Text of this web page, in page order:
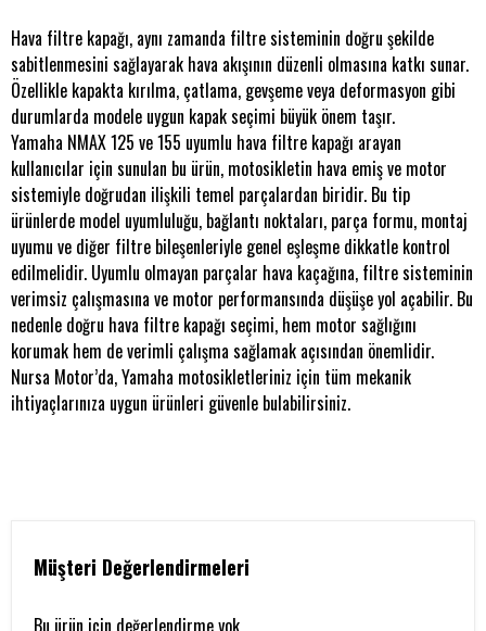
Hava filtre kapağı, aynı zamanda filtre sisteminin doğru şekilde
sabitlenmesini sağlayarak hava akışının düzenli olmasına katkı sunar.
Özellikle kapakta kırılma, çatlama, gevşeme veya deformasyon gibi
durumlarda modele uygun kapak seçimi büyük önem taşır.
Yamaha NMAX 125 ve 155 uyumlu hava filtre kapağı arayan
kullanıcılar için sunulan bu ürün, motosikletin hava emiş ve motor
sistemiyle doğrudan ilişkili temel parçalardan biridir. Bu tip
ürünlerde model uyumluluğu, bağlantı noktaları, parça formu, montaj
uyumu ve diğer filtre bileşenleriyle genel eşleşme dikkatle kontrol
edilmelidir. Uyumlu olmayan parçalar hava kaçağına, filtre sisteminin
verimsiz çalışmasına ve motor performansında düşüşe yol açabilir. Bu
nedenle doğru hava filtre kapağı seçimi, hem motor sağlığını
korumak hem de verimli çalışma sağlamak açısından önemlidir.
Nursa Motor’da, Yamaha motosikletleriniz için tüm mekanik
ihtiyaçlarınıza uygun ürünleri güvenle bulabilirsiniz.
Müşteri Değerlendirmeleri
Bu ürün için değerlendirme yok